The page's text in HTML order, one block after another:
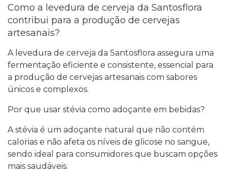
Como a levedura de cerveja da Santosflora
contribui para a produção de cervejas
artesanais?
A levedura de cerveja da Santosflora assegura uma
fermentação eficiente e consistente, essencial para
a produção de cervejas artesanais com sabores
únicos e complexos.
Por que usar stévia como adoçante em bebidas?
A stévia é um adoçante natural que não contém
calorias e não afeta os níveis de glicose no sangue,
sendo ideal para consumidores que buscam opções
mais saudáveis.